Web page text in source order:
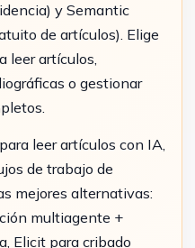
y Semantic
de artículos). Elige
leer artículos,
o gestionar
leer artículos con IA,
de trabajo de
mejores alternativas:
multiagente +
Elicit para cribado